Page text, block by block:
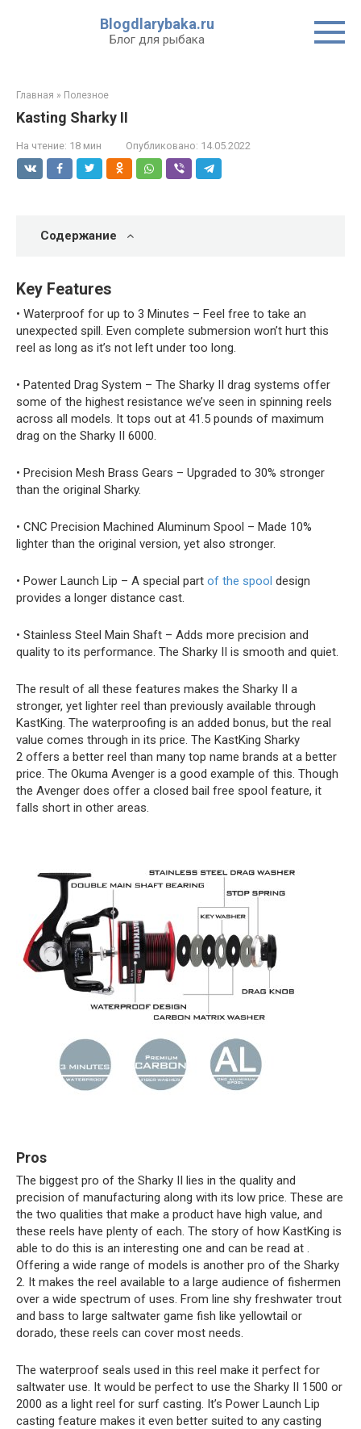
Blogdlarybaka.ru
Блог для рыбака
Главная » Полезное
Kasting Sharky II
На чтение: 18 мин Опубликовано: 14.05.2022
Содержание
Key Features
• Waterproof for up to 3 Minutes – Feel free to take an
unexpected spill. Even complete submersion won’t hurt this
reel as long as it’s not left under too long.
• Patented Drag System – The Sharky II drag systems offer
some of the highest resistance we’ve seen in spinning reels
across all models. It tops out at 41.5 pounds of maximum
drag on the Sharky II 6000.
• Precision Mesh Brass Gears – Upgraded to 30% stronger
than the original Sharky.
• CNC Precision Machined Aluminum Spool – Made 10%
lighter than the original version, yet also stronger.
• Power Launch Lip – A special part of the spool design
provides a longer distance cast.
• Stainless Steel Main Shaft – Adds more precision and
quality to its performance. The Sharky II is smooth and quiet.
The result of all these features makes the Sharky II a
stronger, yet lighter reel than previously available through
KastKing. The waterproofing is an added bonus, but the real
value comes through in its price. The KastKing Sharky
2 offers a better reel than many top name brands at a better
price. The Okuma Avenger is a good example of this. Though
the Avenger does offer a closed bail free spool feature, it
falls short in other areas.
Pros
The biggest pro of the Sharky II lies in the quality and
precision of manufacturing along with its low price. These are
the two qualities that make a product have high value, and
these reels have plenty of each. The story of how KastKing is
able to do this is an interesting one and can be read at .
Offering a wide range of models is another pro of the Sharky
2. It makes the reel available to a large audience of fishermen
over a wide spectrum of uses. From line shy freshwater trout
and bass to large saltwater game fish like yellowtail or
dorado, these reels can cover most needs.
The waterproof seals used in this reel make it perfect for
saltwater use. It would be perfect to use the Sharky II 1500 or
2000 as a light reel for surf casting. It’s Power Launch Lip
casting feature makes it even better suited to any casting